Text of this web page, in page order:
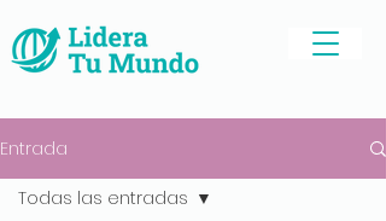
Entrada
Todas las entradas